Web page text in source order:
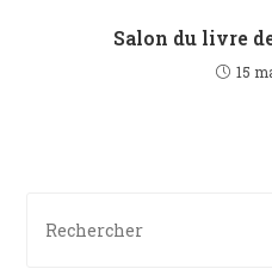
Salon du livre
15